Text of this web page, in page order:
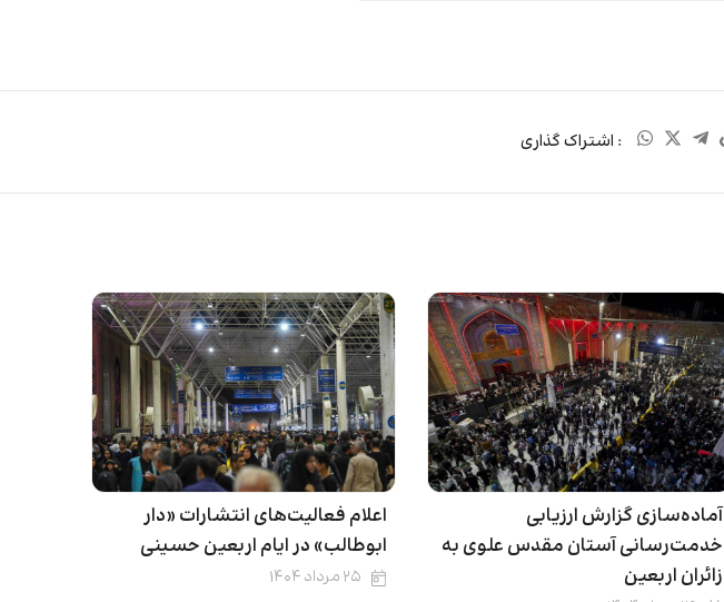
: اشتراک گذاری
آماده‌سازی گزارش ارزیابی
خدمت‌رسانی آستان مقدس علوی به
زائران اربعین
اعلام فعالیت‌های انتشارات «دار
ابوطالب» در ایام اربعین حسینی
۲۵ مرداد ۱۴۰۴